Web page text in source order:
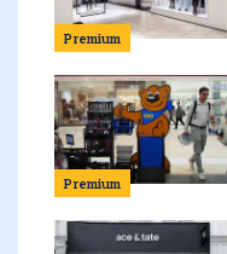
Premium
Premium